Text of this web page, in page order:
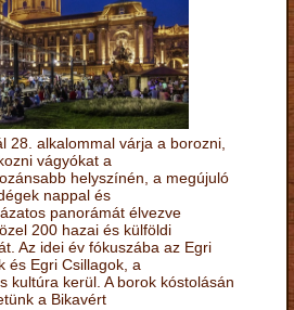
28. alkalommal várja a borozni,
vágyókat a
helyszínén, a megújuló
nappal és
panorámát élvezve
200 hazai és külföldi
Az idei év fókuszába az Egri
és Egri Csillagok, a
kultúra kerül. A borok kóstolásán
a Bikavért